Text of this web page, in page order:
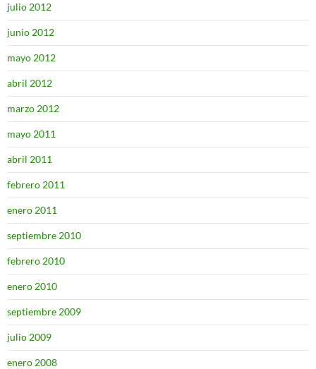
julio 2012
junio 2012
mayo 2012
abril 2012
marzo 2012
mayo 2011
abril 2011
febrero 2011
enero 2011
septiembre 2010
febrero 2010
enero 2010
septiembre 2009
julio 2009
enero 2008